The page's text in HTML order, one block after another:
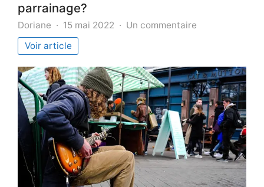
parrainage?
Doriane 15 mai 2022 Un commentaire
codes
de
parrainage
à
partir
de
vos
liens
de
Voir article